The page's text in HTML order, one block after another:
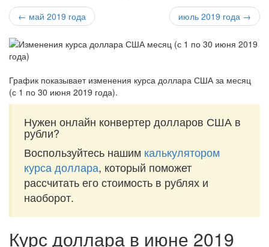
← май 2019 года июль 2019 года →
График показывает изменения курса доллара США за месяц
(с 1 по 30 июня 2019 года).
Нужен онлайн конвертер долларов США в
рубли?
Воспользуйтесь нашим калькулятором
курса доллара, который поможет
рассчитать его стоимость в рублях и
наоборот.
Курс доллара в июне 2019